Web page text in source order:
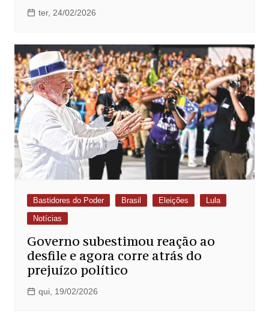
ter, 24/02/2026
Bastidores do Poder Brasil Eleições
Lula
Notícias
Governo subestimou reação ao
desfile e agora corre atrás do
prejuízo político
qui, 19/02/2026